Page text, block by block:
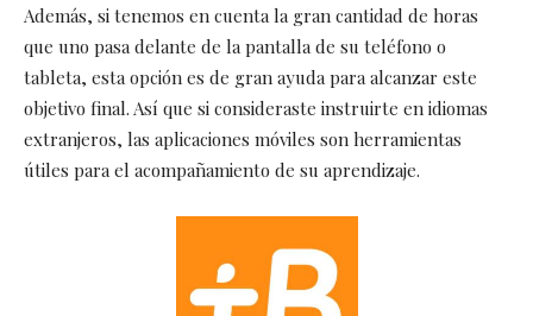
Además, si tenemos en cuenta la gran cantidad de horas
que uno pasa delante de la pantalla de su teléfono o
tableta, esta opción es de gran ayuda para alcanzar este
objetivo final. Así que si consideraste instruirte en idiomas
extranjeros, las aplicaciones móviles son herramientas
útiles para el acompañamiento de su aprendizaje.